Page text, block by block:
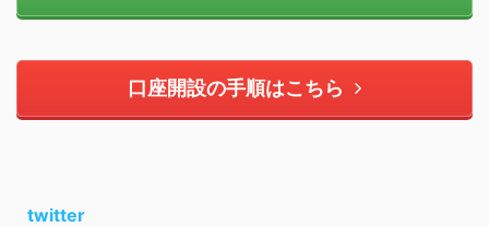
口座開設の手順はこちら
twitter